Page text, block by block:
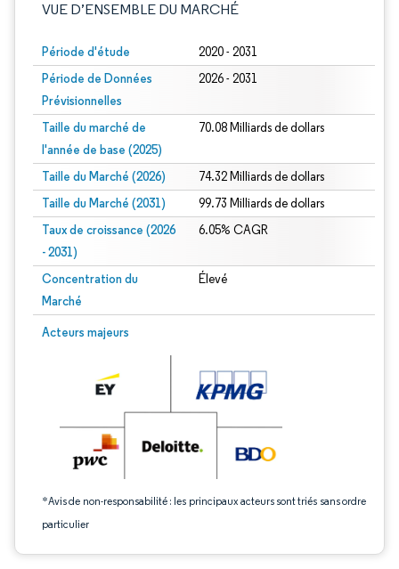
VUE D’ENSEMBLE DU MARCHÉ
Période d'étude 2020 - 2031
Période de Données
Prévisionnelles
2026 - 2031
Taille du marché de
l'année de base (2025)
70.08 Milliards de dollars
Taille du Marché (2026) 74.32 Milliards de dollars
Taille du Marché (2031) 99.73 Milliards de dollars
Taux de croissance (2026
- 2031)
6.05% CAGR
Concentration du
Marché
Élevé
Acteurs majeurs
*Avis de non-responsabilité : les principaux acteurs sont triés sans ordre
particulier
Image © Mordor Intelligence. La réutilisation nécessite une attribution sous CC